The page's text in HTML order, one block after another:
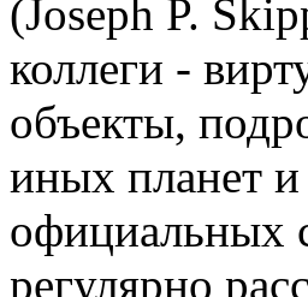
(Joseph P.
коллеги -
объекты,
иных планет
официальных
регулярно